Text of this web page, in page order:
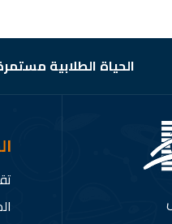
الحياة الطلابية